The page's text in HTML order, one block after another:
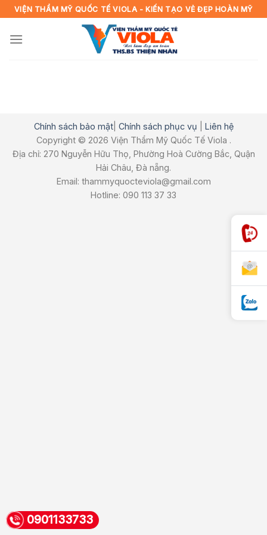
Skip
to
content
VIỆN THẨM MỸ QUỐC TẾ VIOLA - KIẾN TẠO VẺ ĐẸP HOÀN MỸ
Chính sách bảo mật| Chính sách phục vụ
Liên hệ
Copyright © 2026 Viện Thẩm Mỹ Quốc Tế Viola .
Địa chỉ: 270 Nguyễn Hữu Thọ, Phường Hoà Cường Bắc, Quận
Hải Châu, Đà nẵng.
Email: thammyquocteviola@gmail.com
Hotline: 090 113 37 33
0901133733